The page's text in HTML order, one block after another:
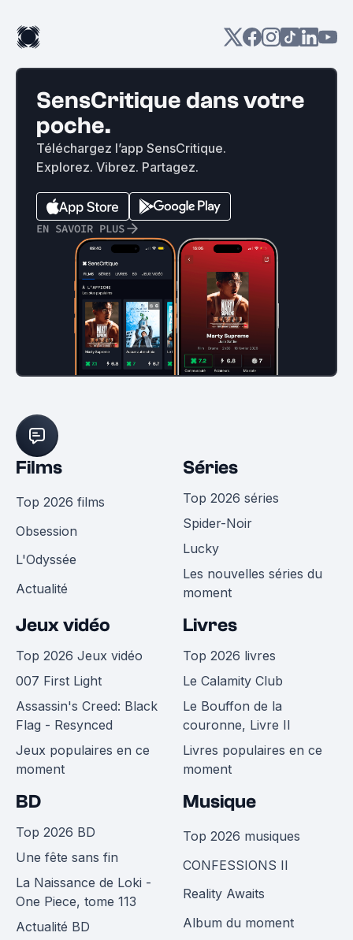
SensCritique dans votre
poche.
Téléchargez l’app SensCritique.
Explorez. Vibrez. Partagez.
EN SAVOIR PLUS
Films
Top 2026 films
Obsession
L'Odyssée
Actualité
Séries
Top 2026 séries
Spider-Noir
Lucky
Les nouvelles séries du
moment
Jeux vidéo
Top 2026 Jeux vidéo
007 First Light
Assassin's Creed: Black
Flag - Resynced
Jeux populaires en ce
moment
Livres
Top 2026 livres
Le Calamity Club
Le Bouffon de la
couronne, Livre II
Livres populaires en ce
moment
BD
Top 2026 BD
Une fête sans fin
La Naissance de Loki -
One Piece, tome 113
Actualité BD
Musique
Top 2026 musiques
CONFESSIONS II
Reality Awaits
Album du moment